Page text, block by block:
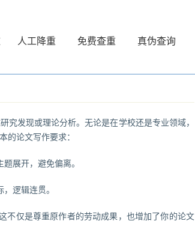
人工降重 免费查重 真伪查询
发现或理论分析。无论是在学校还是专业领域，
的论文写作要求：
展开，避免偏离。
逻辑连贯。
不仅是尊重原作者的劳动成果，也增加了你的论文